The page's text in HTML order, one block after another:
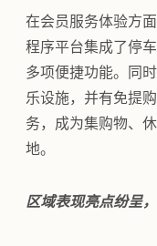
在会员服务体验方
程序平台集成了停
多项便捷功能。同
乐设施，并有免提
务，成为集购物、
地。
区域表现亮点纷呈